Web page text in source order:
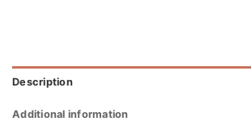
Description
Additional information